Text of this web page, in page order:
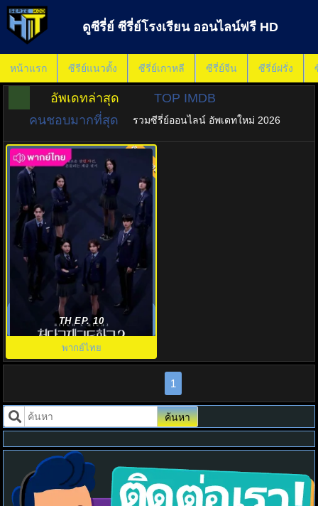
ดูซีรี่ย์ ซีรี่ย์โรงเรียน ออนไลน์ฟรี HD
หน้าแรก ซีรีย์แนวตั้ง ซีรี่ย์เกาหลี ซีรี่ย์จีน ซีรี่ย์ฝรั่ง
อัพเดทล่าสุด
TOP IMDB
คนชอบมากที่สุด
รวมซีรี่ย์ออนไลน์ อัพเดทใหม่ 2026
สืบคดีคุณหนูโรงเรียนชองดัม 2
(2025) Bitch X Rich 2 พากย์ไทย
8.0 พากย์ไทย
TH EP. 10
พากย์ไทย
1
ค้นหา